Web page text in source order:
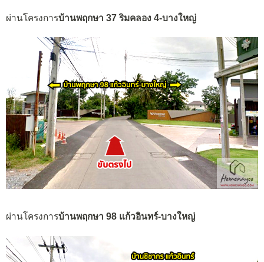
ผ่านโครงการบ้านพฤกษา 37 ริมคลอง 4-บางใหญ่
ผ่านโครงการบ้านพฤกษา 98 แก้วอินทร์-บางใหญ่